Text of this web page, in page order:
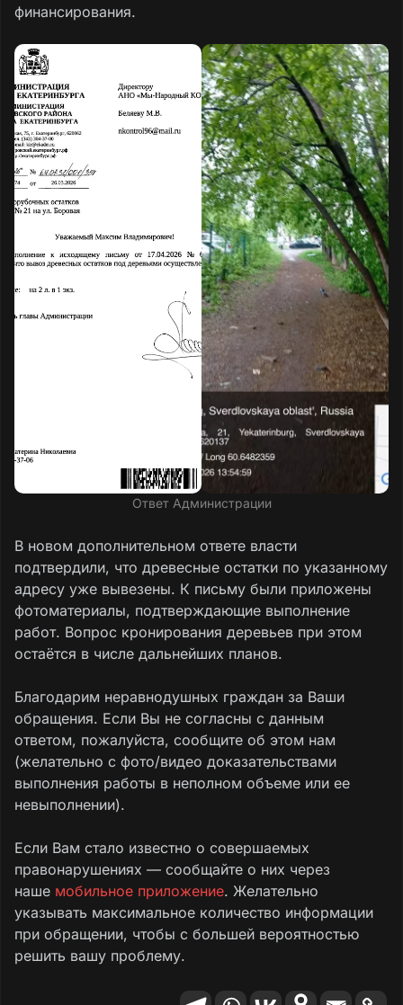
финансирования.
Ответ Администрации
В новом дополнительном ответе власти
подтвердили, что древесные остатки по указанному
адресу уже вывезены. К письму были приложены
фотоматериалы, подтверждающие выполнение
работ. Вопрос кронирования деревьев при этом
остаётся в числе дальнейших планов.
Благодарим неравнодушных граждан за Ваши
обращения. Если Вы не согласны с данным
ответом, пожалуйста, сообщите об этом нам
(желательно с фото/видео доказательствами
выполнения работы в неполном объеме или ее
невыполнении).
Если Вам стало известно о совершаемых
правонарушениях — сообщайте о них через
наше мобильное приложение. Желательно
указывать максимальное количество информации
при обращении, чтобы с большей вероятностью
решить вашу проблему.